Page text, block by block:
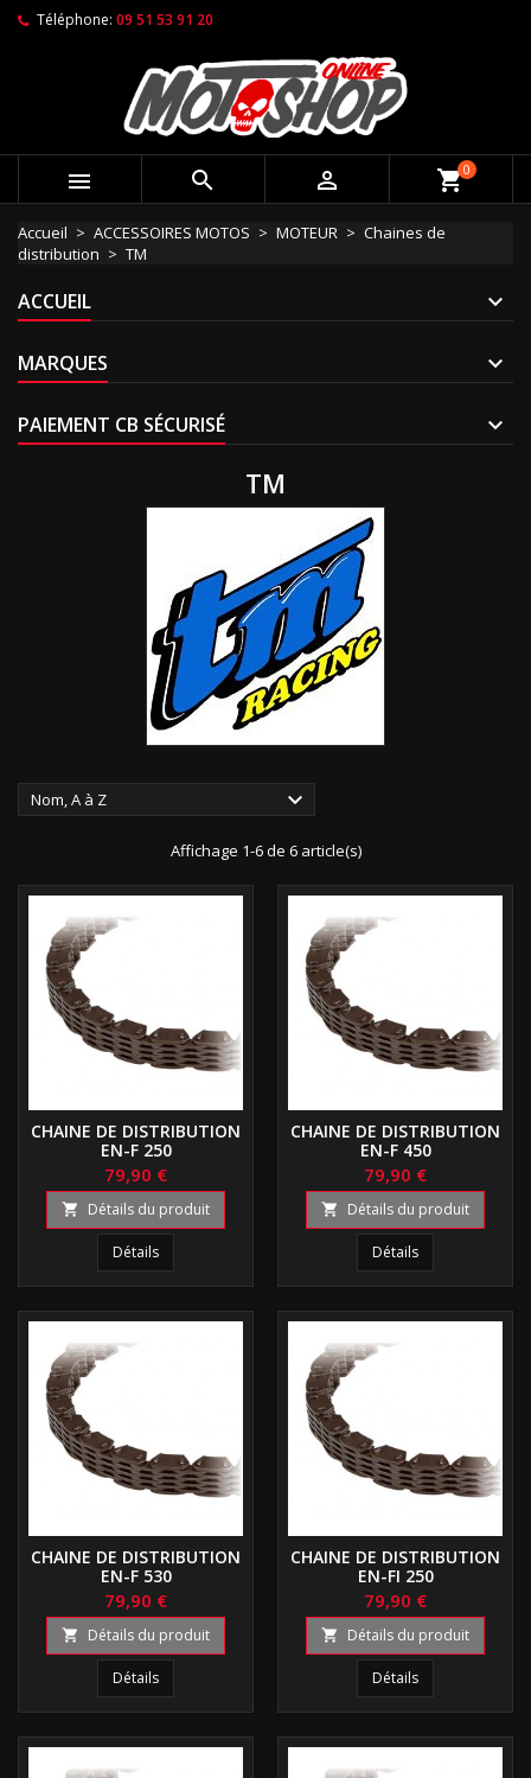
Téléphone: 09 51 53 91 20
   shopping_cart0
Accueil ACCESSOIRES MOTOS MOTEUR
Chaines de
distribution
TM
ACCUEIL
MARQUES
PAIEMENT CB SÉCURISÉ
TM
Nom, A à Z 
Affichage 1-6 de 6 article(s)
CHAINE DE DISTRIBUTION
EN-F 250
79,90 €
 Détails du produit
Détails
CHAINE DE DISTRIBUTION
EN-F 450
79,90 €
 Détails du produit
Détails
CHAINE DE DISTRIBUTION
EN-F 530
79,90 €
 Détails du produit
Détails
CHAINE DE DISTRIBUTION
EN-FI 250
79,90 €
 Détails du produit
Détails